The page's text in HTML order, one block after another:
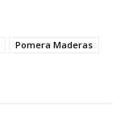
Pomera Maderas